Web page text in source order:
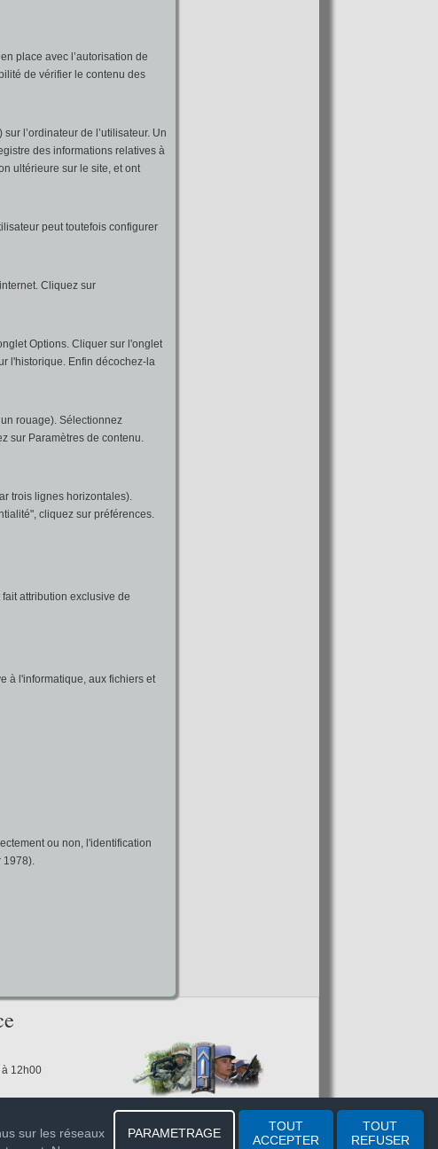
place avec l’autorisation de
de vérifier le contenu des
l’ordinateur de l’utilisateur. Un
des informations relatives à
ultérieure sur le site, et ont
peut toutefois configurer
Cliquez sur
Options. Cliquer sur l'onglet
l'historique. Enfin décochez-la
rouage). Sélectionnez
sur Paramètres de contenu.
trois lignes horizontales).
cliquez sur préférences.
attribution exclusive de
à l'informatique, aux fichiers et
ou non, l'identification
12h00
sur les réseaux
PARAMETRAGE
TOUT
ACCEPTER
TOUT
REFUSER